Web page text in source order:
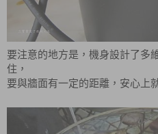
要注意的地方是，機身設計了多
住，
要與牆面有一定的距離，安心上